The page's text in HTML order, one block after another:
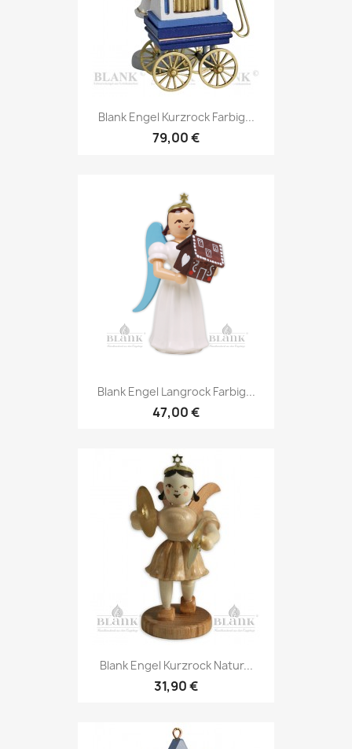
Blank Engel Kurzrock Farbig...
79,00 €
Blank Engel Langrock Farbig...
47,00 €
Blank Engel Kurzrock Natur...
31,90 €